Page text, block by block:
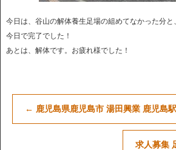
今日は、谷山の解体養生足場の組めてなかった分と
今日で完了でした！
あとは、解体です。お疲れ様でした！
← 鹿児島県鹿児島市 湯田興業 鹿児島
求人募集